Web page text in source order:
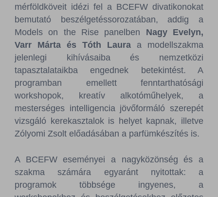
mérföldköveit idézi fel a BCEFW divatikonokat
bemutató beszélgetéssorozatában, addig a
Models on the Rise panelben Nagy Evelyn,
Varr Márta és Tóth Laura a modellszakma
jelenlegi kihívásaiba és nemzetközi
tapasztalataikba engednek betekintést. A
programban emellett fenntarthatósági
workshopok, kreatív alkotóműhelyek, a
mesterséges intelligencia jövőformáló szerepét
vizsgáló kerekasztalok is helyet kapnak, illetve
Zólyomi Zsolt előadásában a parfümkészítés is.
A BCEFW eseményei a nagyközönség és a
szakma számára egyaránt nyitottak: a
programok többsége ingyenes, a